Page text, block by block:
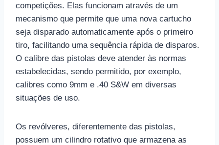
competições. Elas funcionam através de um
mecanismo que permite que uma nova cartucho
seja disparado automaticamente após o primeiro
tiro, facilitando uma sequência rápida de disparos.
O calibre das pistolas deve atender às normas
estabelecidas, sendo permitido, por exemplo,
calibres como 9mm e .40 S&W em diversas
situações de uso.
Os revólveres, diferentemente das pistolas,
possuem um cilindro rotativo que armazena as